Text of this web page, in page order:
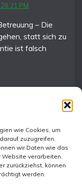
wie Cookies, um
zuzugreifen.
wir Daten wie das
verarbeiten.
zurückziehst, können
werden.
PM
– Die
statt sich zu
ist falsch